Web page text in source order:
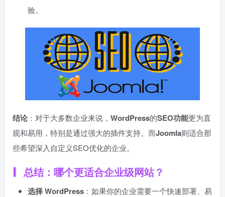
验。
结论：对于大多数企业来说， WordPress的SEO功能更为直
观和易用，特别是通过强大的插件支持。而Joomla则适合那
些希望深入自定义SEO优化的企业。
总结：哪个更适合企业级网站？
选择 WordPress ：如果你的企业需要一个快速部署、易